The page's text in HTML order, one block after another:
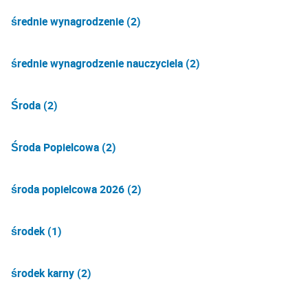
średnie wynagrodzenie (2)
średnie wynagrodzenie nauczyciela (2)
Środa (2)
Środa Popielcowa (2)
środa popielcowa 2026 (2)
środek (1)
środek karny (2)